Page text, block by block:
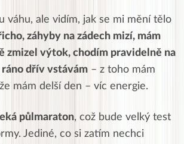
váhu, ale vidím, jak se mi mění tělo
záhyby na zádech mizí, mám
zmizel výtok, chodím pravidelně na
ráno dřív vstávám – z toho mám
mám delší den – víc energie.
půlmaraton, což bude velký test
Jediné, co si zatím nechci